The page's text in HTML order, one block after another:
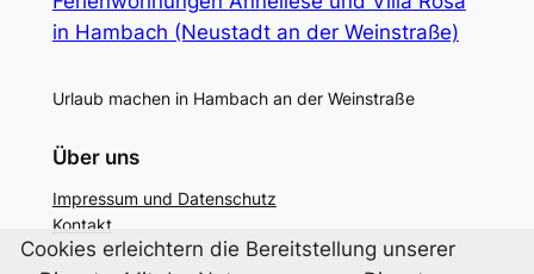
in Hambach (Neustadt an der Weinstraße)
Urlaub machen in Hambach an der Weinstraße
Über uns
Impressum und Datenschutz
Kontakt
Cookies erleichtern die Bereitstellung unserer